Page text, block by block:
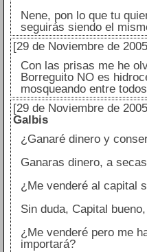
Nene, pon lo que tu
seguirás siendo el
[29 de Noviembre de
Con las prisas me he
Borreguito NO es
mosqueando entre
[29 de Noviembre de
Galbis
¿Ganaré dinero y
Ganaras dinero, a
¿Me venderé al capital
Sin duda, Capital
¿Me venderé pero me
importará?